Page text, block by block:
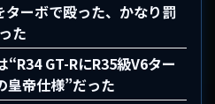
ターボで殴った、かなり罰
た
“R34 GT-RにR35級V6ター
皇帝仕様”だった